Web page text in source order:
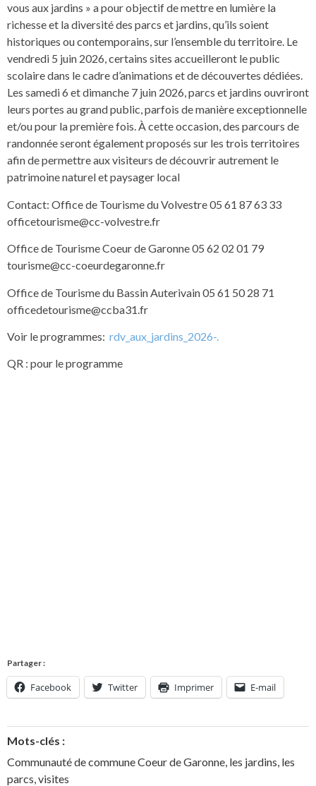
vous aux jardins » a pour objectif de mettre en lumière la
richesse et la diversité des parcs et jardins, qu’ils soient
historiques ou contemporains, sur l’ensemble du territoire. Le
vendredi 5 juin 2026, certains sites accueilleront le public
scolaire dans le cadre d’animations et de découvertes dédiées.
Les samedi 6 et dimanche 7 juin 2026, parcs et jardins ouvriront
leurs portes au grand public, parfois de manière exceptionnelle
et/ou pour la première fois. À cette occasion, des parcours de
randonnée seront également proposés sur les trois territoires
afin de permettre aux visiteurs de découvrir autrement le
patrimoine naturel et paysager local
Contact: Office de Tourisme du Volvestre 05 61 87 63 33
officetourisme@cc-volvestre.fr
Office de Tourisme Coeur de Garonne 05 62 02 01 79
tourisme@cc-coeurdegaronne.fr
Office de Tourisme du Bassin Auterivain 05 61 50 28 71
officedetourisme@ccba31.fr
Voir le programmes: rdv_aux_jardins_2026-.
QR : pour le programme
Partager :
Facebook Twitter Imprimer E-mail
Mots-clés :
Communauté de commune Coeur de Garonne les jardins les
parcs visites